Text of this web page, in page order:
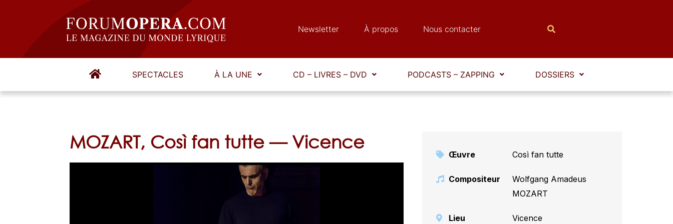
Newsletter À propos Nous contacter
SPECTACLES À LA UNE CD – LIVRES – DVD PODCASTS – ZAPPING DOSSIERS
MOZART, Così fan tutte — Vicence
Œuvre Così fan tutte
Compositeur
Wolfgang Amadeus
MOZART
Lieu Vicence